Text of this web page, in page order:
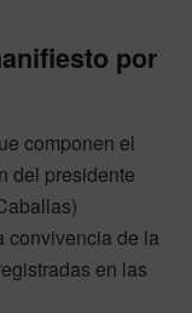
por
componen el
del presidente
convivencia de la
en las